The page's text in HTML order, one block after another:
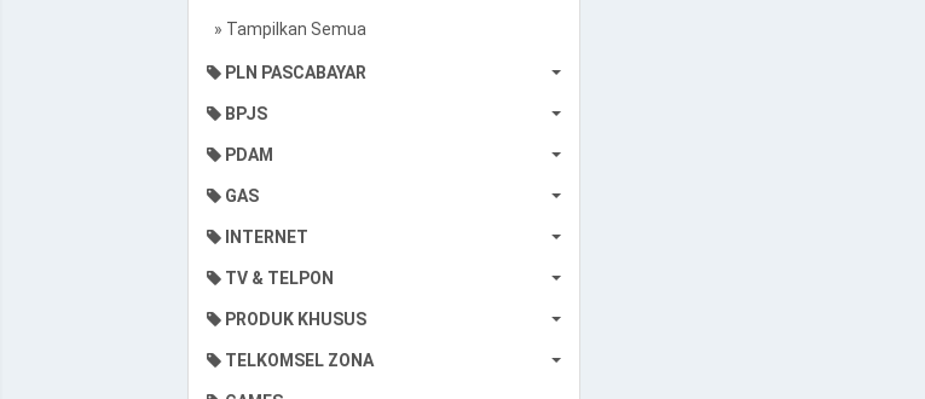
» Tampilkan Semua
PLN PASCABAYAR
BPJS
PDAM
GAS
INTERNET
TV & TELPON
PRODUK KHUSUS
TELKOMSEL ZONA